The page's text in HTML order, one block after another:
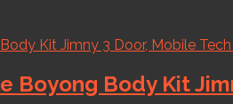
Boyong Body Kit